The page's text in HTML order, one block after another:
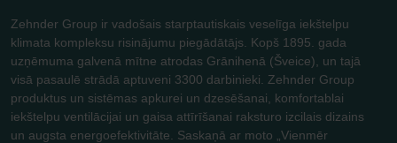
Zehnder Group ir vadošais starptautiskais veselīga iekštelpu
klimata kompleksu risinājumu piegādātājs. Kopš 1895. gada
uzņēmuma galvenā mītne atrodas Grānihenā (Šveice), un tajā
visā pasaulē strādā aptuveni 3300 darbinieki. Zehnder Group
produktus un sistēmas apkurei un dzesēšanai, komfortablai
iekštelpu ventilācijai un gaisa attīrīšanai raksturo izcilais dizains
un augsta energoefektivitāte. Saskaņā ar moto „Vienmēr